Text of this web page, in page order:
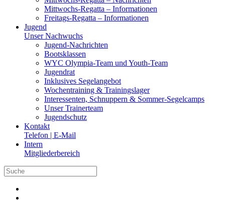
Mittwochs-Regatta – Informationen
Freitags-Regatta – Informationen
Jugend
Unser Nachwuchs
Jugend-Nachrichten
Bootsklassen
WYC Olympia-Team und Youth-Team
Jugendrat
Inklusives Segelangebot
Wochentraining & Trainingslager
Interessenten, Schnuppern & Sommer-Segelcamps
Unser Trainerteam
Jugendschutz
Kontakt
Telefon | E-Mail
Intern
Mitgliederbereich